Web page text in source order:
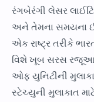
રંગબેરંગી લેસર
અને તેમના સમયના
એક રાષ્ટ્ર તરીકે
વિશે ખૂબ સરસ
ઓફ યુનિટીની
સ્ટેચ્યુની મુલાકાત